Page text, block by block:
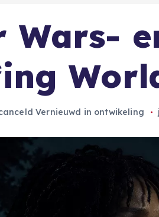
Wars-
Vernieuwd in ontwikeling